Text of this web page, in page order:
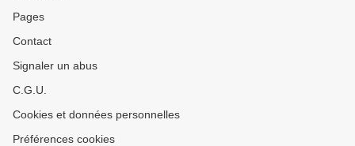
Pages
Contact
Signaler un abus
C.G.U.
Cookies et données personnelles
Préférences cookies